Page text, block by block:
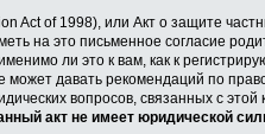
Act of 1998), или Акт о защите
на это письменное согласие
ли это к вам, как к
давать рекомендаций по
вопросов, связанных с
акт не имеет юридической